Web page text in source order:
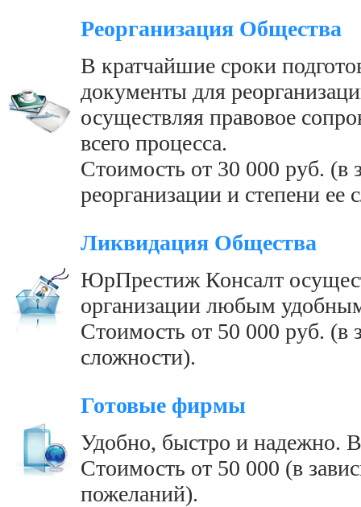
Реорганизация Общества
В кратчайшие сроки
документы для
осуществляя правовое
всего процесса.
Стоимость от 30 000 руб. (в
реорганизации и степени ее
Ликвидация Общества
ЮрПрестиж Консалт
организации любым
Стоимость от 50 000 руб. (в
сложности).
Готовые фирмы
Удобно, быстро и надежно.
Стоимость от 50 000 (в
пожеланий).